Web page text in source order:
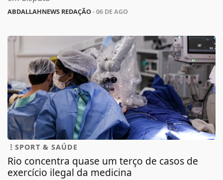
ABDALLAHNEWS REDAÇÃO- 06 DE AGO
SPORT & SAÚDE
Rio concentra quase um terço de casos de
exercício ilegal da medicina